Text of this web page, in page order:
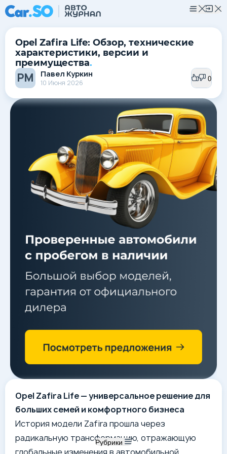
Рубрики
Opel Zafira Life: Обзор, технические
характеристики, версии и
преимущества.
РМ Павел Куркин
10 Июня 2026 0 0
Opel Zafira Life — универсальное решение для
больших семей и комфортного бизнеса
История модели Zafira прошла через
радикальную трансформацию, отражающую